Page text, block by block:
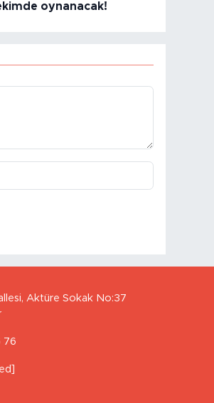
oynanacak!
Aktüre Sokak No:37
76